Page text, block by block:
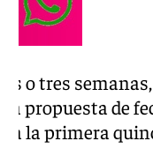
o tres
propuesta de
a la primera